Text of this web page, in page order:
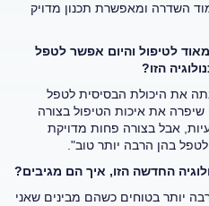
השדרה ומאפשרת תכנון מדויק
לטיפול והיום אפשר לטפל
הזו?
את היכולת הבסיסית לטפל
את איכות הטיפול בצורה
אבל בצורה פחות מדויקת
לטפל בהן הרבה יותר טוב".
החדשה הזו, איך הם מגיבים?
יותר בטוחים כשהם מבינים שאני